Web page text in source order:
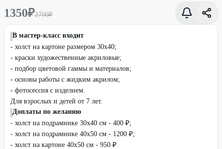
1350₽2700₽
В мастер-класс входит
- холст на картоне размером 30х40;
- краски художественные акриловые;
- подбор цветовой гаммы и материалов;
- основы работы с жидким акрилом;
- фотосессия с изделием.
Для взрослых и детей от 7 лет.
Доплаты по желанию
- холст на подрамнике 30х40 см - 400 ₽;
- холст на подрамнике 40х50 см - 1200 ₽;
- холст на картоне 40х50 см - 950 ₽